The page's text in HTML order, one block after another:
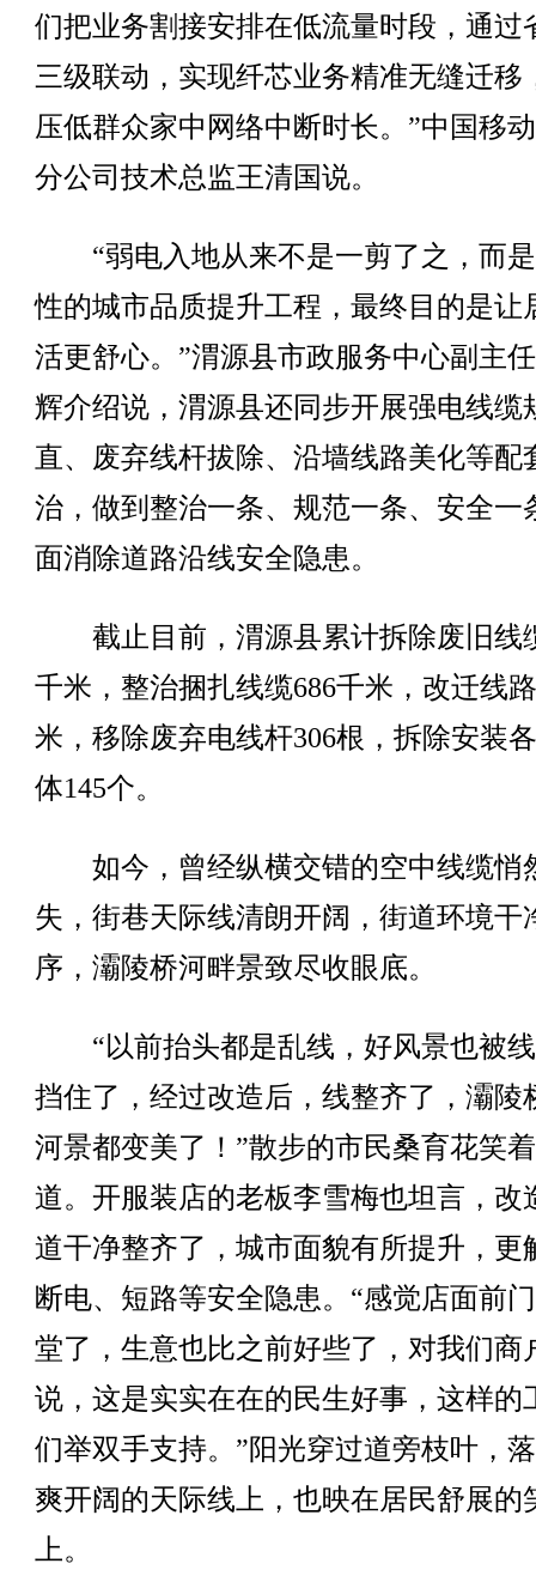
们把业务割接安排在低流量时段，通过
三级联动，实现纤芯业务精准无缝迁移
压低群众家中网络中断时长。”中国移
分公司技术总监王清国说。
“弱电入地从来不是一剪了之，而
性的城市品质提升工程，最终目的是让
活更舒心。”渭源县市政服务中心副主
辉介绍说，渭源县还同步开展强电线缆
直、废弃线杆拔除、沿墙线路美化等配
治，做到整治一条、规范一条、安全一
面消除道路沿线安全隐患。
截止目前，渭源县累计拆除废旧线
千米，整治捆扎线缆686千米，改迁线
米，移除废弃电线杆306根，拆除安装
体145个。
如今，曾经纵横交错的空中线缆悄
失，街巷天际线清朗开阔，街道环境干
序，灞陵桥河畔景致尽收眼底。
“以前抬头都是乱线，好风景也被
挡住了，经过改造后，线整齐了，灞陵
河景都变美了！”散步的市民桑育花笑
道。开服装店的老板李雪梅也坦言，改
道干净整齐了，城市面貌有所提升，更
断电、短路等安全隐患。“感觉店面前
堂了，生意也比之前好些了，对我们商
说，这是实实在在的民生好事，这样的
们举双手支持。”阳光穿过道旁枝叶，
爽开阔的天际线上，也映在居民舒展的
上。